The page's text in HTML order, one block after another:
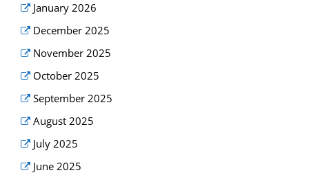
January 2026
December 2025
November 2025
October 2025
September 2025
August 2025
July 2025
June 2025